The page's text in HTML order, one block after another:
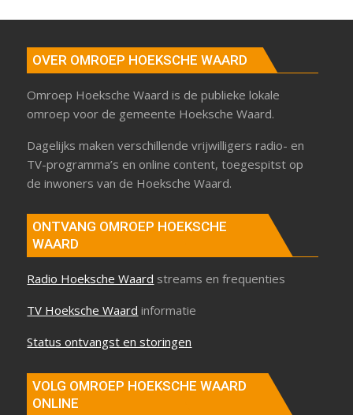
OVER OMROEP HOEKSCHE WAARD
Omroep Hoeksche Waard is de publieke lokale
omroep voor de gemeente Hoeksche Waard.
Dagelijks maken verschillende vrijwilligers radio- en
TV-programma’s en online content, toegespitst op
de inwoners van de Hoeksche Waard.
ONTVANG OMROEP HOEKSCHE
WAARD
Radio Hoeksche Waard streams en frequenties
TV Hoeksche Waard informatie
Status ontvangst en storingen
VOLG OMROEP HOEKSCHE WAARD
ONLINE